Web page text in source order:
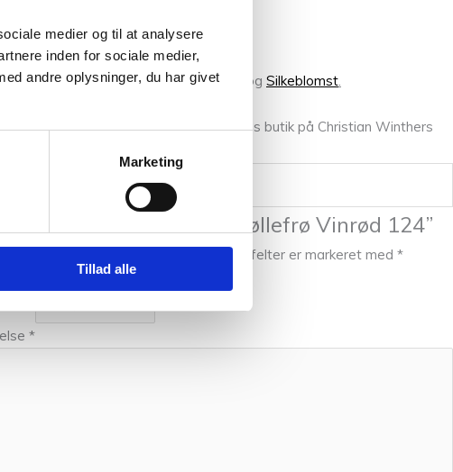
medier og til at analysere
inden for sociale medier,
andre oplysninger, du har givet
Marketing
Tillad alle
Havblik, Blomsterfrø, Bio Blomsterfrø og Silkeblomst.
mellem fingrene, så kom forbi vores butik på Christian Winthers
første til at anmelde “Bøllefrø Vinrød 124”
vil ikke blive publiceret. Krævede felter er markeret med *
*